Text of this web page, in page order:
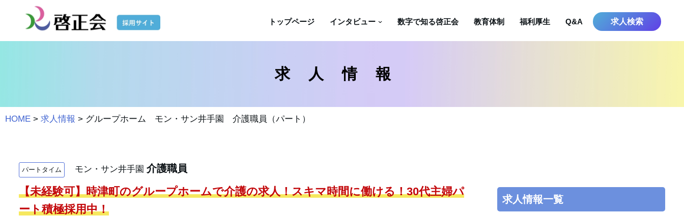
ン
ス
トップページ インタビュー 数字で知る啓正会 教育体制 福利厚生 Q&A 求人検索
求人情報
HOME > 求人情報 > グループホーム モン・サン井手園 介護職員（パート）
パートタイム モン・サン井手園 介護職員
【未経験可】時津町のグループホームで介護の求人！スキマ時間に働ける！30代主婦パ
ート積極採用中！
求人情報一覧